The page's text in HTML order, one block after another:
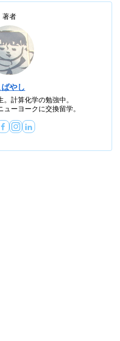
著者
ばやし
計算化学の勉強中。
ーヨークに交換留学。